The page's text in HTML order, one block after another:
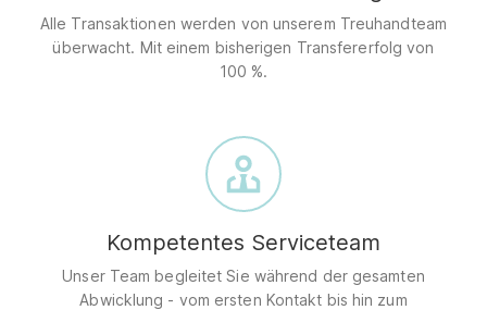
Alle Transaktionen werden von unserem Treuhandteam
überwacht. Mit einem bisherigen Transfererfolg von
100 %.
Kompetentes Serviceteam
Unser Team begleitet Sie während der gesamten
Abwicklung - vom ersten Kontakt bis hin zum